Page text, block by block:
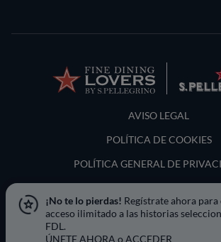
Terms and Conditions
AVISO LEGAL
POLÍTICA DE COOKIES
POLÍTICA GENERAL DE
España
¡No te lo pierdas! Regístrate ahora
acceso ilimitado a las historias
FDL.
ÚNETE AHORA o ACCEDER